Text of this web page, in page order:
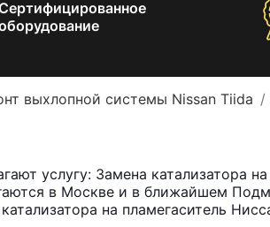
выхлопной системы Nissan Tiida
услугу: Замена катализатора
в Москве и в ближайшем
на пламегаситель